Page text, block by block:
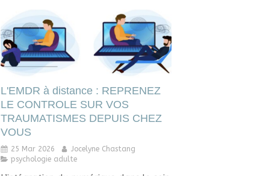
L'EMDR à distance : REPRENEZ
LE CONTROLE SUR VOS
TRAUMATISMES DEPUIS CHEZ
VOUS
25 Mar 2026
Jocelyne Chastang
psychologie adulte